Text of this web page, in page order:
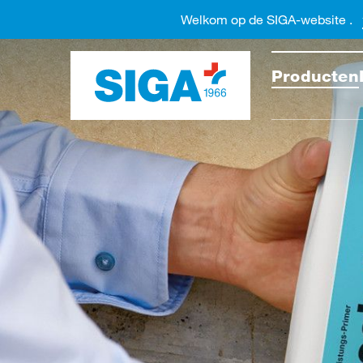
Producten
Welkom op de SIGA-website .